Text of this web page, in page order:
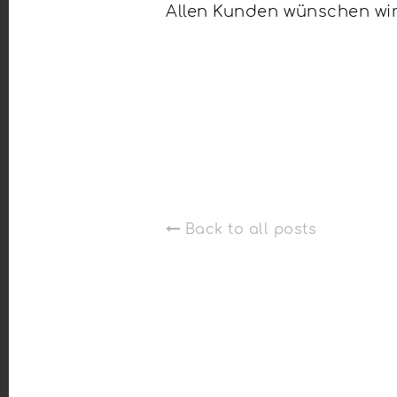
Allen Kunden wünschen
Back to all posts